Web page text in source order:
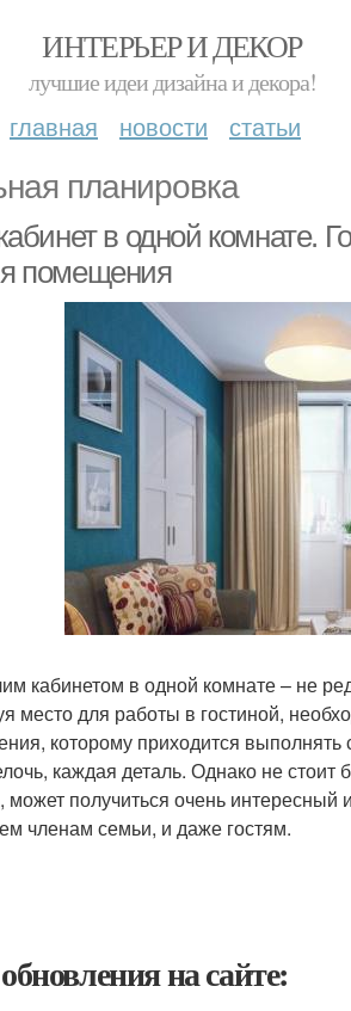
ИНТЕРЬЕР И ДЕКОР
лучшие идеи дизайна и декора!
главная новости статьи
планировка
в одной комнате.
помещения
кабинетом в одной комнате – не
место для работы в гостиной,
которому приходится выполнять
каждая деталь. Однако не
может получиться очень
членам семьи, и даже гостям.
на сайте: